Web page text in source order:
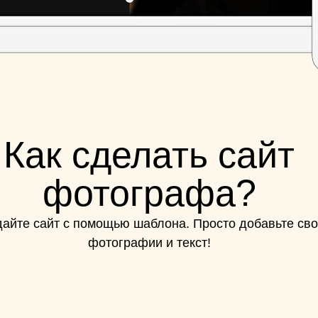
Как сделать сайт
фотографа?
сайт с помощью шаблона. Просто добавьте
фотографии и текст!